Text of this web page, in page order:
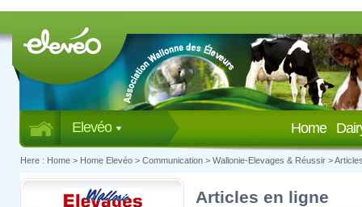
Elevéo Home
Here : Home > Home Elevéo > Communication > Wallonie-Elevages & Réussir >
Articles en ligne